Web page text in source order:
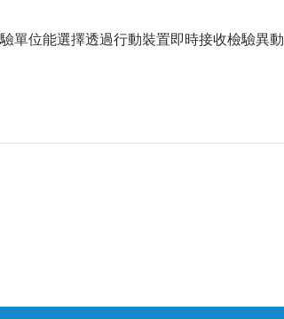
驗單位能選擇透過行動裝置即時接收檢驗異動